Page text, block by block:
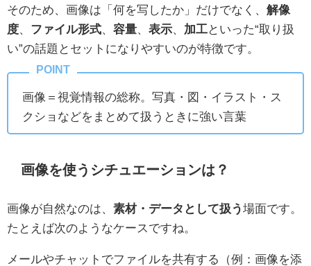
そのため、画像は「何を写したか」だけでなく、 解像
度
ファイル形式 容量 表示 加工 といった“取り扱
い”の話題とセットになりやすいのが特徴です。
画像＝視覚情報の総称。写真・図・イラスト・ス
クショなどをまとめて扱うときに強い言葉
画像を使うシチュエーションは？
画像が自然なのは、 素材・データとして扱う場面です。
たとえば次のようなケースですね。
メールやチャットでファイルを共有する（例：画像を添